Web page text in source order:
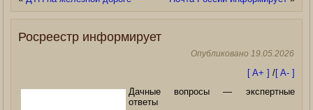
Росреестр информирует
Опубликовано 19.05.2026
[ A+ ] /[ A- ]
Дачные вопросы — экспертные
ответы